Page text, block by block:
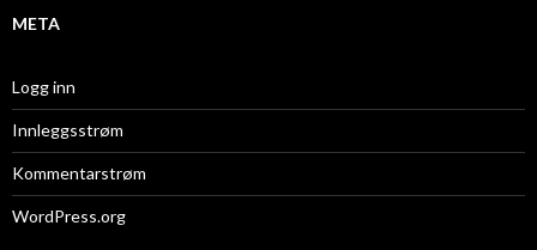
META
Logg inn
Innleggsstrøm
Kommentarstrøm
WordPress.org